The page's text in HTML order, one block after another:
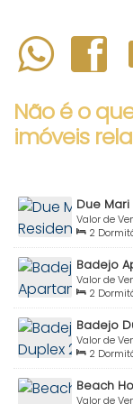
Não é o
imóveis
Due
Canto
Valor de
415,
2
Sala(s) ,
105.00m²
Badejo
Valor de
Canto
2
Sala(s) ,
Distância
Badejo
Valor de
Canto
2
Sala(s) ,
Distância
Beach
Valor de